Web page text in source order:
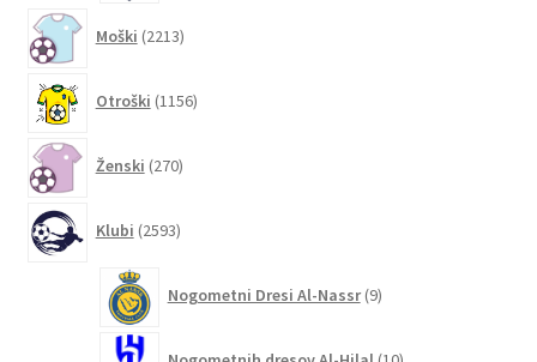
Moški 2213izdelkov
Otroški 1156izdelkov
Ženski 270izdelkov
Klubi 2593izdelkov
Nogometni Dresi Al-Nassr 9izdelkov